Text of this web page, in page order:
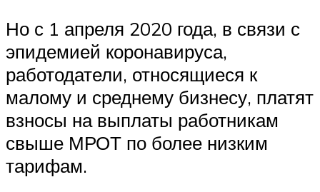
Но с 1 апреля 2020 года, в связи с
эпидемией коронавируса,
работодатели, относящиеся к
малому и среднему бизнесу, платят
взносы на выплаты работникам
свыше МРОТ по более низким
тарифам.